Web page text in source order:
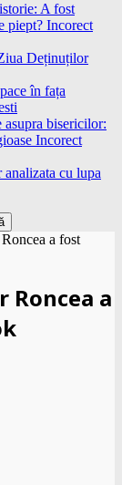
A fost
piept? Incorect
Deținuților
în fața
asupra bisericilor:
Incorect
cu lupa
a fost
Roncea a